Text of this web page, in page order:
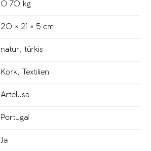
0.70 kg
20 × 21 × 5 cm
natur, türkis
Kork, Textilien
Artelusa
Portugal
Ja